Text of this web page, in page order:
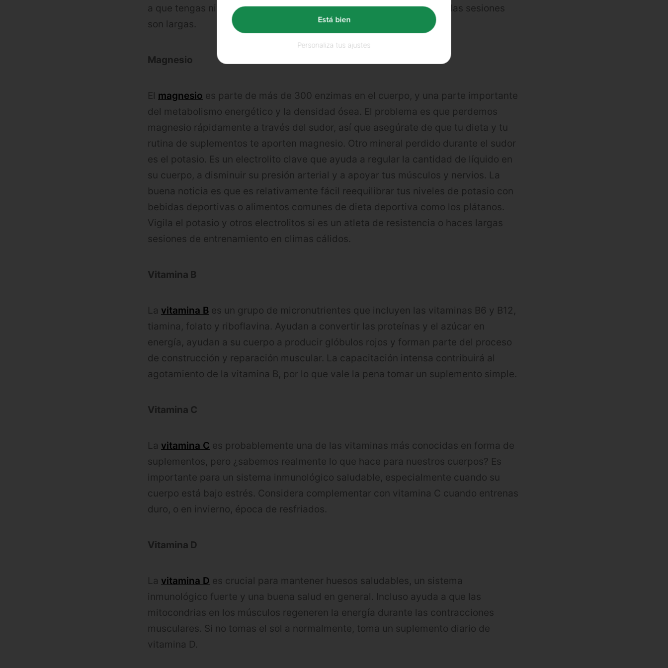
a que tengas niveles bajos de hierro en el cuerpo, especialmente si las sesiones
son largas.
Magnesio
El magnesio es parte de más de 300 enzimas en el cuerpo, y una parte importante
del metabolismo energético y la densidad ósea. El problema es que perdemos
magnesio rápidamente a través del sudor, así que asegúrate de que tu dieta y tu
rutina de suplementos te aporten magnesio. Otro mineral perdido durante el sudor
es el potasio. Es un electrolito clave que ayuda a regular la cantidad de líquido en
su cuerpo, a disminuir su presión arterial y a apoyar tus músculos y nervios. La
buena noticia es que es relativamente fácil reequilibrar tus niveles de potasio con
bebidas deportivas o alimentos comunes de dieta deportiva como los plátanos.
Vigila el potasio y otros electrolitos si es un atleta de resistencia o haces largas
sesiones de entrenamiento en climas cálidos.
Vitamina B
La vitamina B es un grupo de micronutrientes que incluyen las vitaminas B6 y B12,
tiamina, folato y riboflavina. Ayudan a convertir las proteínas y el azúcar en
energía, ayudan a su cuerpo a producir glóbulos rojos y forman parte del proceso
de construcción y reparación muscular. La capacitación intensa contribuirá al
agotamiento de la vitamina B, por lo que vale la pena tomar un suplemento simple.
Vitamina C
La vitamina C es probablemente una de las vitaminas más conocidas en forma de
suplementos, pero ¿sabemos realmente lo que hace para nuestros cuerpos? Es
importante para un sistema inmunológico saludable, especialmente cuando su
cuerpo está bajo estrés. Considera complementar con vitamina C cuando entrenas
duro, o en invierno, época de resfriados.
Vitamina D
La vitamina D es crucial para mantener huesos saludables, un sistema
inmunológico fuerte y una buena salud en general. Incluso ayuda a que las
mitocondrias en los músculos regeneren la energía durante las contracciones
musculares. Si no tomas el sol a normalmente, toma un suplemento diario de
vitamina D.
Personaliza tus ajustes
Está bien